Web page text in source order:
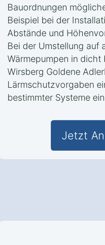
Bauordnungen
Beispiel bei der
Abstände und
Bei der Umstellung auf
Wärmepumpen in
Wirsberg Goldene
Lärmschutzvorgaben
bestimmter Systeme
Jetzt